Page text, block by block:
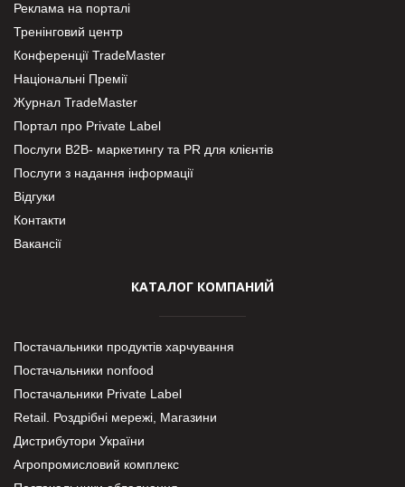
Реклама на порталі
Тренінговий центр
Конференції TradeMaster
Національні Премії
Журнал TradeMaster
Портал про Private Label
Послуги В2В- маркетингу та PR для клієнтів
Послуги з надання інформації
Відгуки
Контакти
Вакансії
КАТАЛОГ КОМПАНИЙ
Постачальники продуктів харчування
Постачальники nonfood
Постачальники Private Label
Retail. Роздрібні мережі, Магазини
Дистрибутори України
Агропромисловий комплекс